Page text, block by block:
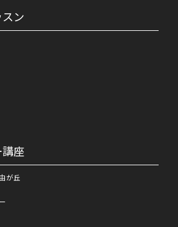
ン
座
が丘